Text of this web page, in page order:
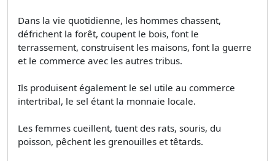
Dans la vie quotidienne, les hommes chassent,
défrichent la forêt, coupent le bois, font le
terrassement, construisent les maisons, font la guerre
et le commerce avec les autres tribus.
Ils produisent également le sel utile au commerce
intertribal, le sel étant la monnaie locale.
Les femmes cueillent, tuent des rats, souris, du
poisson, pêchent les grenouilles et têtards.